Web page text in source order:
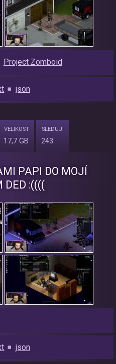
Project Zomboid
json
VELIKOST
17,7 GB
SLEDUJ.
243
PAPI DO MOJÍ
DED :((((
json